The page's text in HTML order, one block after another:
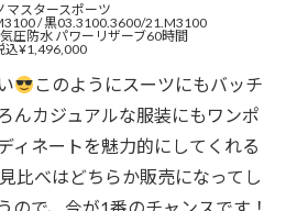
マスタースポーツ
/ 黒03.3100.3600/21.M3100
圧防水 パワーリザーブ60時間
込¥1,496,000
このようにスーツにもバッチ
んカジュアルな服装にもワンポ
ィネートを魅力的にしてくれる
見比べはどちらか販売になってし